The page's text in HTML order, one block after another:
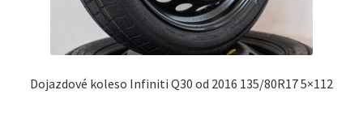
Dojazdové koleso Infiniti Q30 od 2016 135/80R17 5×112